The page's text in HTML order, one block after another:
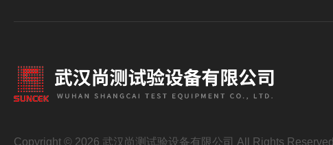
Copyright © 2026 武汉尚测试验设备有限公司 All Rights Reserved